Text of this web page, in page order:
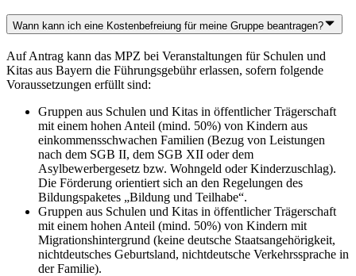
Wann kann ich eine Kostenbefreiung für meine Gruppe beantragen?
Auf Antrag kann das MPZ bei Veranstaltungen für Schulen und
Kitas aus Bayern die Führungsgebühr erlassen, sofern folgende
Voraussetzungen erfüllt sind:
Gruppen aus Schulen und Kitas in öffentlicher Trägerschaft
mit einem hohen Anteil (mind. 50%) von Kindern aus
einkommensschwachen Familien (Bezug von Leistungen
nach dem SGB II, dem SGB XII oder dem
Asylbewerbergesetz bzw. Wohngeld oder Kinderzuschlag).
Die Förderung orientiert sich an den Regelungen des
Bildungspaketes „Bildung und Teilhabe“.
Gruppen aus Schulen und Kitas in öffentlicher Trägerschaft
mit einem hohen Anteil (mind. 50%) von Kindern mit
Migrationshintergrund (keine deutsche Staatsangehörigkeit,
nichtdeutsches Geburtsland, nichtdeutsche Verkehrssprache in
der Familie).